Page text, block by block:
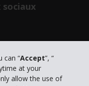
can “Accept”, “
at your
allow the use of
sociaux